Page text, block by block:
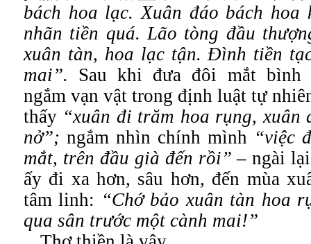
bách hoa lạc. Xuân đáo bách hoa
nhãn tiền quá. Lão tòng đầu
xuân tàn, hoa lạc tận. Đình tiền
mai”. Sau khi đưa đôi mắt bình
ngắm vạn vật trong định luật tự
thấy “xuân đi trăm hoa rụng, xuân
nở”; ngắm nhìn chính mình “việc
mắt, trên đầu già đến rồi” – ngài
ấy đi xa hơn, sâu hơn, đến mùa
tâm linh: “Chớ bảo xuân tàn hoa
qua sân trước một cành mai!”